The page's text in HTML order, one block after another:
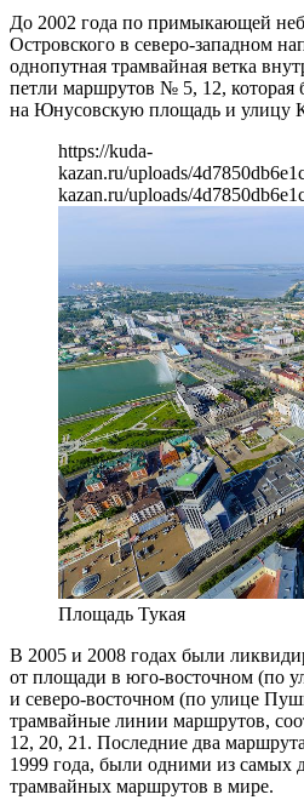
До 2002 года по примыкающей
Островского в северо-западном
однопутная трамвайная ветка
петли маршрутов № 5, 12, которая
на Юнусовскую площадь и улицу
https://kuda-
kazan.ru/uploads/
kazan.ru/uploads/
Площадь Тукая
В 2005 и 2008 годах были
от площади в юго-восточном (по
и северо-восточном (по улице
трамвайные линии маршрутов,
12, 20, 21. Последние два
1999 года, были одними из самых
трамвайных маршрутов в мире.